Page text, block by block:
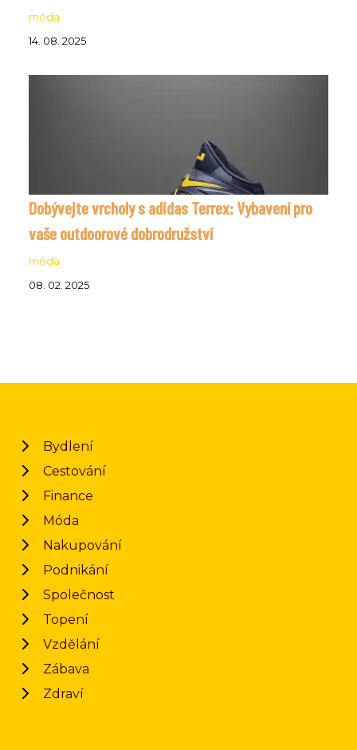
móda
14. 08. 2025
Dobývejte vrcholy s adidas Terrex: Vybavení pro
vaše outdoorové dobrodružství
móda
08. 02. 2025
Bydlení
Cestování
Finance
Móda
Nakupování
Podnikání
Společnost
Topení
Vzdělání
Zábava
Zdraví